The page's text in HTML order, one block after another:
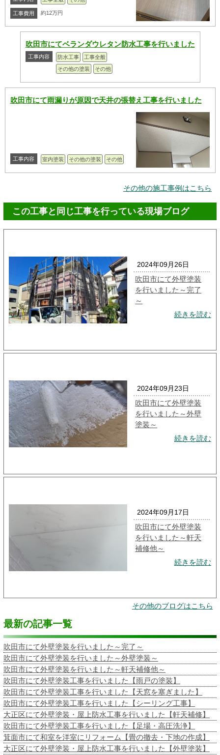
工事費用 約12万円
吹田市にてベランダウレタン防水工事を行いました
工事内容 防水工事
工事全般
その他の塗装
その他
吹田市にて雨漏りが原因で天井の張替え工事を行いました
工事内容 室内塗装 その他の塗装 その他
その他の施工事例はこちら
この工事と同じ工事を行っている現場ブログ
2024年09月26日
吹田市にて外壁塗装
を行いました～完了
～
続きを読む
2024年09月23日
吹田市にて外壁塗装
を行いました～外壁
塗装～
続きを読む
2024年09月17日
吹田市にて外壁塗装
を行いました～軒天
補修他～
続きを読む
その他のブログはこちら
最新の記事一覧
吹田市にて外壁塗装を行いました～完了～
吹田市にて外壁塗装を行いました～外壁塗装～
吹田市にて外壁塗装を行いました～軒天補修他～
吹田市にて外壁塗装工事を行いました【雨戸の塗装】
吹田市にて外壁塗装工事を行いました【天窓を塞ぎました】
吹田市にて外壁塗装工事を行いました【シーリング工事】
大正区にて外壁塗装・屋上防水工事を行いました【軒天補修】
吹田市にて外壁塗装工事を行いました【足場・高圧洗浄】
箕面市にて和室を洋室にリフォーム【畳の撤去・下地の作成】
大正区にて外壁塗装・屋上防水工事を行いました【外壁塗装】